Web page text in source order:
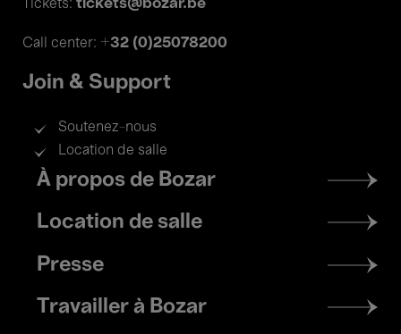
Tickets: tickets@bozar.be
Call center: +32 (0)25078200
Join & Support
Soutenez-nous
Location de salle
Footer
menu
À propos de Bozar
Location de salle
Presse
Travailler à Bozar